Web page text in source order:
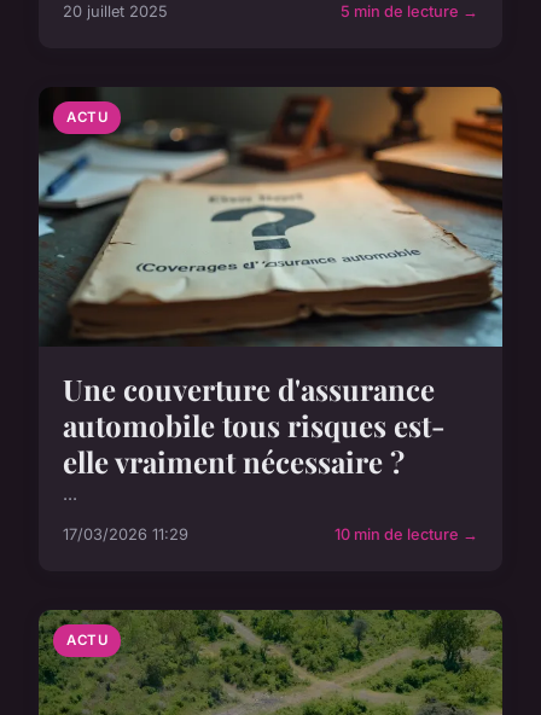
20 juillet 2025 5 min de lecture →
ACTU
Une couverture d'assurance
automobile tous risques est-
elle vraiment nécessaire ?
...
17/03/2026 11:29 10 min de lecture →
ACTU